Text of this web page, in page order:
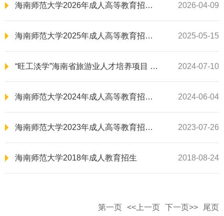
海南师范大学2026年成人高等教育招生简章 2026-04-09
海南师范大学2025年成人高等教育招生简章 2025-05-15
“旺工淡学”海南省旅游业人才培养项目 2024年海南师范大学成人高等教育招生简章 2024-07-10
海南师范大学2024年成人高等教育招生简章 2024-06-04
海南师范大学2023年成人高等教育招生简章 2023-07-26
海南师范大学2018年成人教育招生 2018-08-24
第一页 <<上一页 下一页>> 尾页